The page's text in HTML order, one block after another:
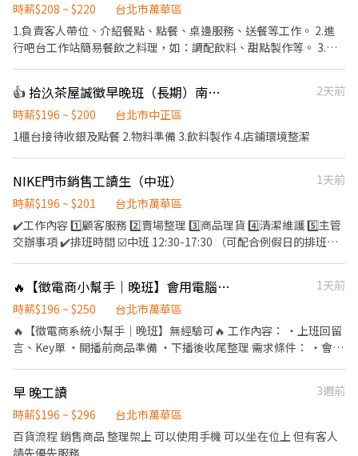
時薪$208 ~ $220
台北市萬華區
1.負責客人帶位、介紹餐點、點餐、桌邊服務、送餐等工作。 2.進
行吧台工作站簡易餐飲之料理，如：調配飲料、甜點製作等。 3.於
👍 拾汣茶屋誠徵早晚班（長期）南陽/三重
2天前
時薪$196 ~ $200
台北市中正區
1櫃台接待收銀及點餐 2.物料準備 3.飲料製作 4.店鋪環境整潔
NIKE門市銷售工讀生（中班）
1天前
時薪$196 ~ $201
台北市萬華區
✔️工作內容 1️⃣顧客服務 2️⃣賣場整理 3️⃣商品理貨 4️⃣清潔維護 5️⃣主管
交辦事項 ✔️排班時間 ☑️中班 12:30-17:30 （可配合例假日的排班制
🔥【徵電商小幫手｜晚班】會用電腦，無經驗可🔥
1天前
時薪$196 ~ $250
台北市萬華區
🔥【徵電商系統小幫手｜晚班】無經驗可🔥 工作內容： ・上班回留
言、Key單 ・開播前商品準備 ・下播後收尾整理 需求條件： ・會基
帶 👉 表現好可升助播、主播 👉 有興趣直接私訊
早 晚工讀
3週前
時薪$196 ~ $296
台北市萬華區
百貨流程 銷售商品 整理架上 可以使用手機 可以坐在位上 但有客人
請先優先服務